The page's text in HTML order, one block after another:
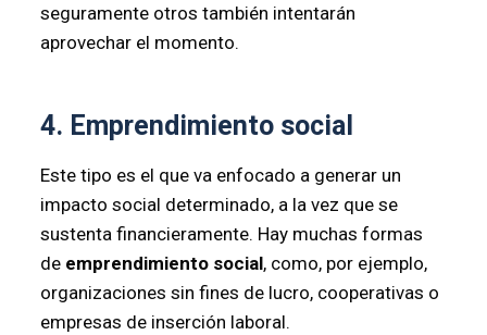
seguramente otros también intentarán
aprovechar el momento.
4. Emprendimiento social
Este tipo es el que va enfocado a generar un
impacto social determinado, a la vez que se
sustenta financieramente. Hay muchas formas
de emprendimiento social, como, por ejemplo,
organizaciones sin fines de lucro, cooperativas o
empresas de inserción laboral.